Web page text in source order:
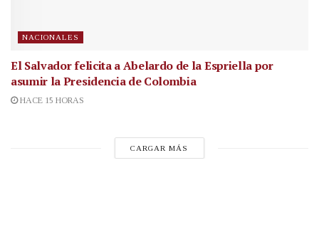
NACIONALES
El Salvador felicita a Abelardo de la Espriella por
asumir la Presidencia de Colombia
HACE 15 HORAS
CARGAR MÁS